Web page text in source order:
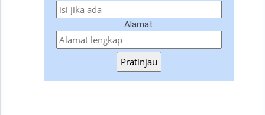
Alamat:
Pratinjau